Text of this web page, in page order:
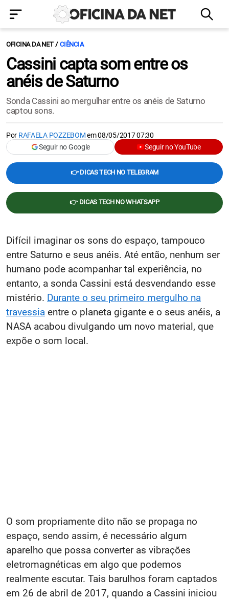
OFICINA DA NET CIÊNCIA
Cassini capta som entre os
anéis de Saturno
Sonda Cassini ao mergulhar entre os anéis de Saturno
captou sons.
Por RAFAELA POZZEBOMem08/05/2017 07:30
Seguir no Google
Seguir no YouTube
👉 DICAS TECH NO TELEGRAM
👉 DICAS TECH NO WHATSAPP
Difícil imaginar os sons do espaço, tampouco
entre Saturno e seus anéis. Até então, nenhum ser
humano pode acompanhar tal experiência, no
entanto, a sonda Cassini está desvendando esse
mistério. Durante o seu primeiro mergulho na
travessia entre o planeta gigante e o seus anéis, a
NASA acabou divulgando um novo material, que
expõe o som local.
O som propriamente dito não se propaga no
espaço, sendo assim, é necessário algum
aparelho que possa converter as vibrações
eletromagnéticas em algo que podemos
realmente escutar. Tais barulhos foram captados
em 26 de abril de 2017, quando a Cassini iniciou